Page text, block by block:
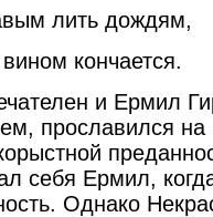
лить дождям,
кончается.
и Ермил
прославился
себя Ермил,
Однако